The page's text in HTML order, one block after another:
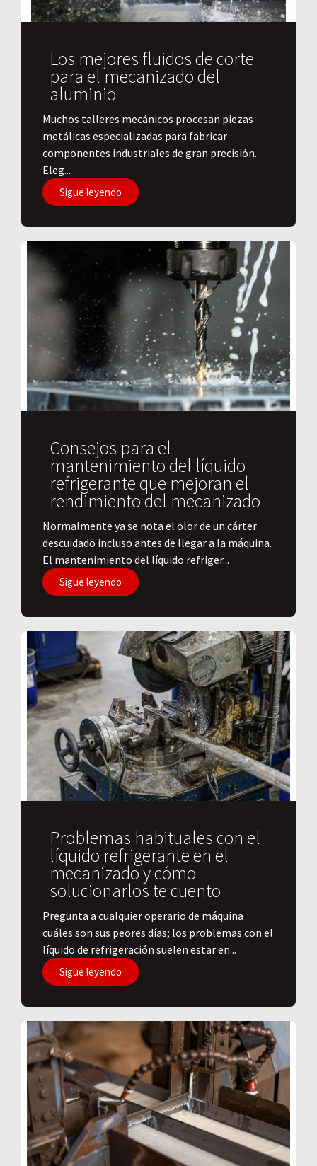
Los mejores fluidos de corte
para el mecanizado del
aluminio
​Muchos talleres mecánicos procesan piezas
metálicas especializadas para fabricar
componentes industriales de gran precisión.
Eleg...
Sigue leyendo
Consejos para el
mantenimiento del líquido
refrigerante que mejoran el
rendimiento del mecanizado
Normalmente ya se nota el olor de un cárter
descuidado incluso antes de llegar a la máquina.
El mantenimiento del líquido refriger...
Sigue leyendo
Problemas habituales con el
líquido refrigerante en el
mecanizado y cómo
solucionarlos te cuento
Pregunta a cualquier operario de máquina
cuáles son sus peores días; los problemas con el
líquido de refrigeración suelen estar en...
Sigue leyendo